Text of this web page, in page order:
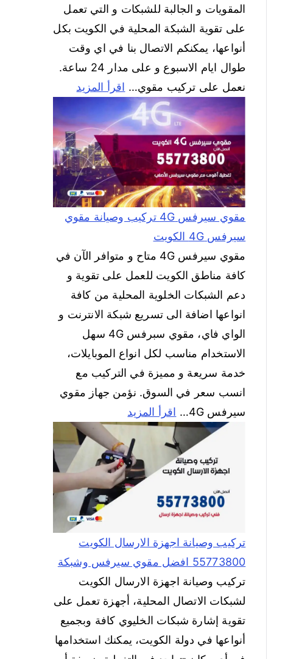
المقويات و الجالبة للشبكات و التي تعمل
على تقوية الشبكة المحلية في الكويت بكل
أنواعها، يمكنكم الاتصال بنا في اي وقت
طوال ايام الاسبوع و على مدار 24 ساعة.
نعمل على تركيب مقوي… اقرأ المزيد
مقوي سيرفس 4G تركيب وصيانة مقوي
سيرفس 4G الكويت
مقوي سيرفس 4G متاح و متوافر الآن في
كافة مناطق الكويت للعمل على تقوية و
دعم الشبكات الخلوية المحلية من كافة
انواعها اضافة الى تسريع شبكة الانترنت و
الواي فاي، مقوي سبرفس 4G سهل
الاستخدام مناسب لكل انواع الموبايلات،
خدمة سريعة و مميزة في التركيب مع
انسب سعر في السوق. نؤمن جهاز مقوي
سيرفس 4G…
اقرأ المزيد
تركيب وصيانة اجهزة الارسال الكويت
55773800 افضل مقوي سيرفس وشبكة
تركيب وصيانة اجهزة الارسال الكويت
لشبكات الاتصال المحلية، أجهزة تعمل على
تقوية إشارة شبكات الخليوي كافة وبجميع
أنواعها في دولة الكويت، يمكنك استخدامها